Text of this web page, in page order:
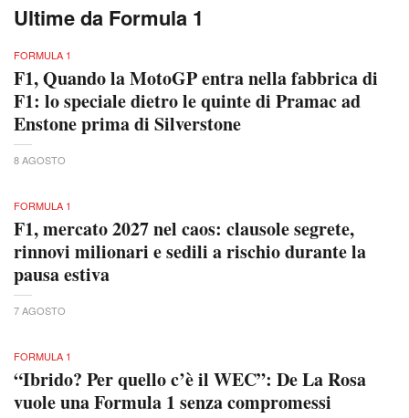
Ultime da Formula 1
FORMULA 1
F1, Quando la MotoGP entra nella fabbrica di
F1: lo speciale dietro le quinte di Pramac ad
Enstone prima di Silverstone
8 AGOSTO
FORMULA 1
F1, mercato 2027 nel caos: clausole segrete,
rinnovi milionari e sedili a rischio durante la
pausa estiva
7 AGOSTO
FORMULA 1
“Ibrido? Per quello c’è il WEC”: De La Rosa
vuole una Formula 1 senza compromessi